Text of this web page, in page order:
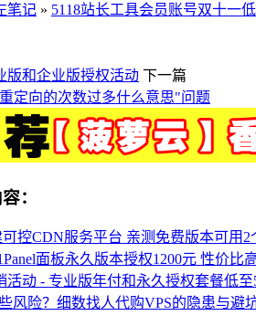
笔记 » 5118站长工具会员账号双十一
版和企业版授权活动 下一篇
定向的次数过多什么意思"问题
：